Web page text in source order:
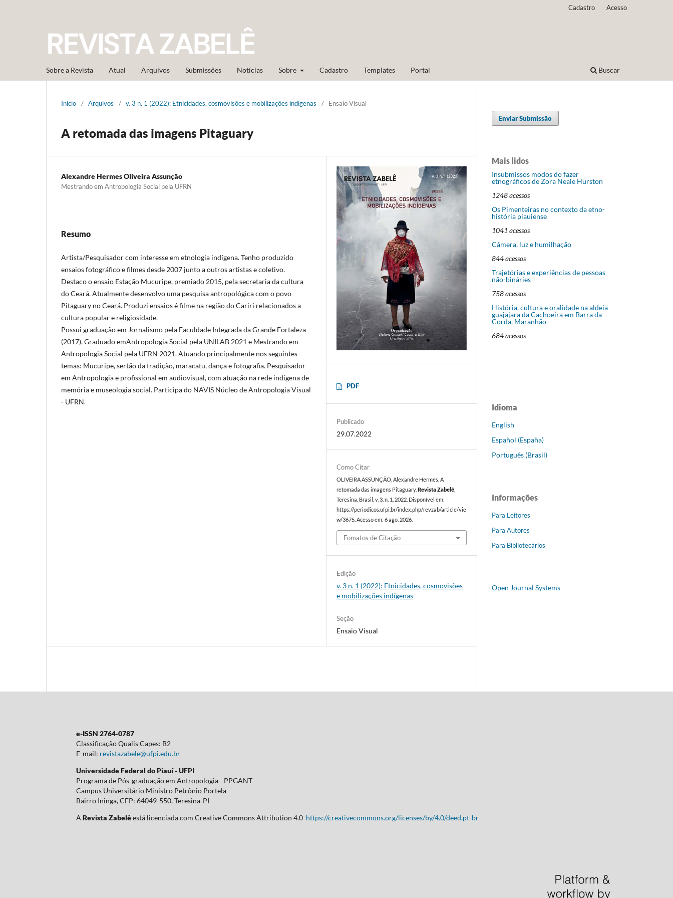
Sobre a Revista Atual Arquivos Submissões Notícias Sobre Cadastro Templates Portal Buscar
Cadastro Acesso
Início / Arquivos / v. 3 n. 1 (2022): Etnicidades, cosmovisões e mobilizações indígenas / Ensaio Visual
A retomada das imagens Pitaguary
Alexandre Hermes Oliveira Assunção
Mestrando em Antropologia Social pela UFRN
Resumo
Artista/Pesquisador com interesse em etnologia indígena. Tenho produzido
ensaios fotográfico e filmes desde 2007 junto a outros artistas e coletivo.
Destaco o ensaio Estação Mucuripe, premiado 2015, pela secretaria da cultura
do Ceará. Atualmente desenvolvo uma pesquisa antropológica com o povo
Pitaguary no Ceará. Produzi ensaios é filme na região do Cariri relacionados a
cultura popular e religiosidade.
Possui graduação em Jornalismo pela Faculdade Integrada da Grande Fortaleza
(2017), Graduado emAntropologia Social pela UNILAB 2021 e Mestrando em
Antropologia Social pela UFRN 2021. Atuando principalmente nos seguintes
temas: Mucuripe, sertão da tradição, maracatu, dança e fotografia. Pesquisador
em Antropologia e profissional em audiovisual, com atuação na rede indígena de
memória e museologia social. Participa do NAVIS Núcleo de Antropologia Visual
- UFRN.
PDF
Publicado
29.07.2022
Como Citar
OLIVEIRA ASSUNÇÃO, Alexandre Hermes. A
retomada das imagens Pitaguary. Revista Zabelê
Teresina, Brasil, v. 3, n. 1, 2022. Disponível em:
https://periodicos.ufpi.br/index.php/revzab/article/vie
w/3675. Acesso em: 6 ago. 2026.
Fomatos de Citação
Edição
v. 3 n. 1 (2022): Etnicidades, cosmovisões
e mobilizações indígenas
Seção
Ensaio Visual
Enviar Submissão
Mais lidos
Insubmissos modos do fazer
etnográficos de Zora Neale Hurston
1248 acessos
Os Pimenteiras no contexto da etno-
história piauiense
1041 acessos
Câmera, luz e humilhação
844 acessos
Trajetórias e experiências de pessoas
não-bináries
758 acessos
História, cultura e oralidade na aldeia
guajajara da Cachoeira em Barra da
Corda, Maranhão
684 acessos
Idioma
English
Español (España)
Português (Brasil)
Informações
Para Leitores
Para Autores
Para Bibliotecários
Open Journal Systems
e-ISSN 2764-0787
Classificação Qualis Capes: B2
E-mail: revistazabele@ufpi.edu.br
Universidade Federal do Piauí - UFPI
Programa de Pós-graduação em Antropologia - PPGANT
Campus Universitário Ministro Petrônio Portela
Bairro Ininga, CEP: 64049-550, Teresina-PI
A Revista Zabelêestá licenciada com Creative Commons Attribution 4.0 https://creativecommons.org/licenses/by/4.0/deed.pt-br